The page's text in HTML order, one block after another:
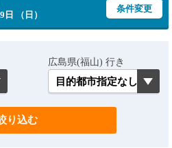
（日）
条件変更
広島県(福山) 行き